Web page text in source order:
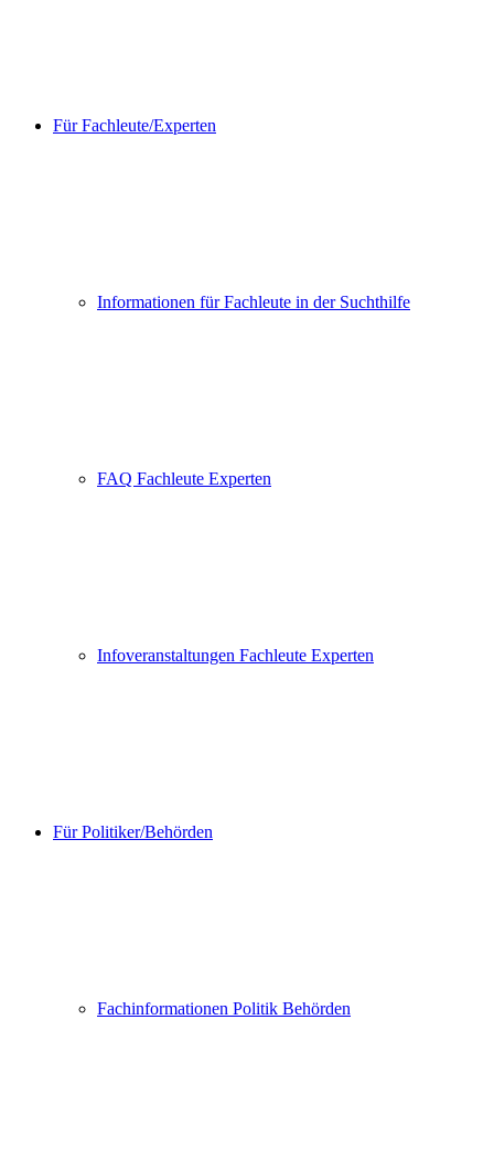
Für Fachleute/Experten
Informationen für Fachleute in der Suchthilfe
FAQ Fachleute Experten
Infoveranstaltungen Fachleute Experten
Für Politiker/Behörden
Fachinformationen Politik Behörden